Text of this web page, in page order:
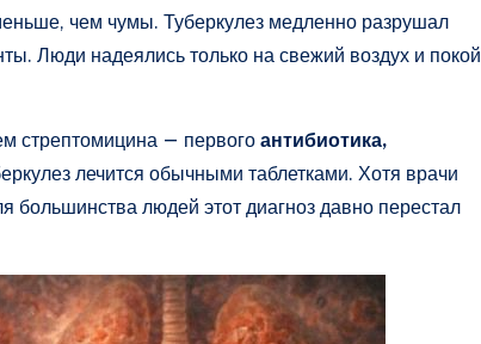
чем чумы. Туберкулез медленно разрушал
Люди надеялись только на свежий воздух и покой
стрептомицина — первого антибиотика,
лечится обычными таблетками. Хотя врачи
большинства людей этот диагноз давно перестал